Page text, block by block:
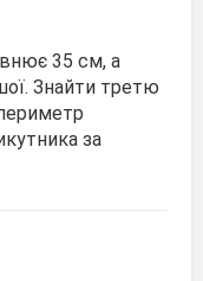
35 см, а
Знайти третю
за